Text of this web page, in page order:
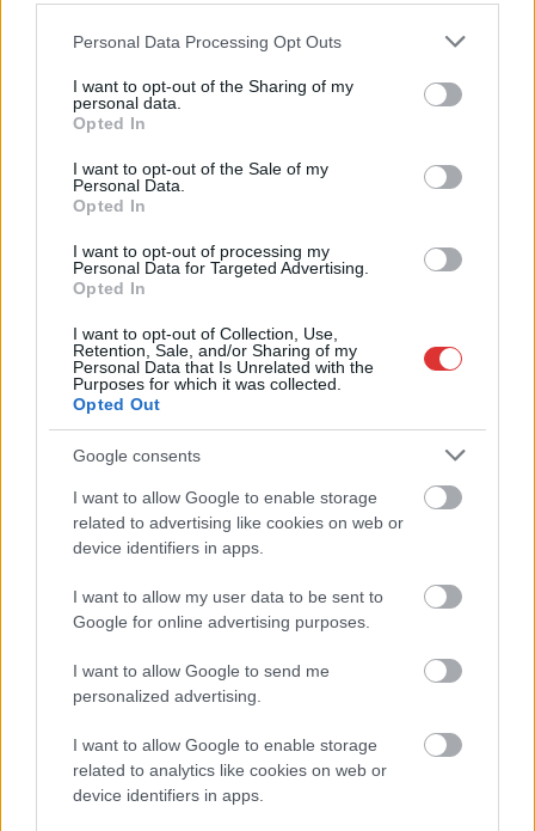
Please note that this website/app uses one or more Google
not limited to your visit or usage behaviour. You may click to
grant or deny consent to Google and its third-party tags to
use your data for below specified purposes in below Google
consent section.
Personal Data Processing Opt Outs
I want to opt-out of the Sharing of my
personal data.
Opted In
I want to opt-out of the Sale of my
Personal Data.
Opted In
I want to opt-out of processing my
Personal Data for Targeted Advertising.
Opted In
I want to opt-out of Collection, Use,
Retention, Sale, and/or Sharing of my
Personal Data that Is Unrelated with the
Purposes for which it was collected.
Opted Out
Google consents
I want to allow Google to enable storage
related to advertising like cookies on web or
device identifiers in apps.
I want to allow my user data to be sent to
Google for online advertising purposes.
I want to allow Google to send me
personalized advertising.
I want to allow Google to enable storage
related to analytics like cookies on web or
device identifiers in apps.
rosszabb nap is.
TOVÁBB OLVASOM
vasútvonal
Gépészmérnöki és műszaki menedzser szakkal
bővül a Debreceni Egyetem Szolnok Campus
Már áprilisban
tudvalevő volt, hogy
most konkrutémokat
tudhattunk meg: a
már nemcsak a gazdaságtudomány, vagy az egészségügy, de a
műszaki terület iránt érdeklődő hallgatók jelentkezését is
TOVÁBB OLVASOM
Szolnok debreceni egyetem, gépészmérnökképzés műszaki
Szolnoki Főiskola